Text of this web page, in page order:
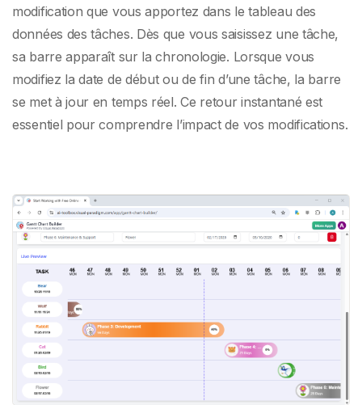
modification que vous apportez dans le tableau des
données des tâches. Dès que vous saisissez une tâche,
sa barre apparaît sur la chronologie. Lorsque vous
modifiez la date de début ou de fin d’une tâche, la barre
se met à jour en temps réel. Ce retour instantané est
essentiel pour comprendre l’impact de vos modifications.